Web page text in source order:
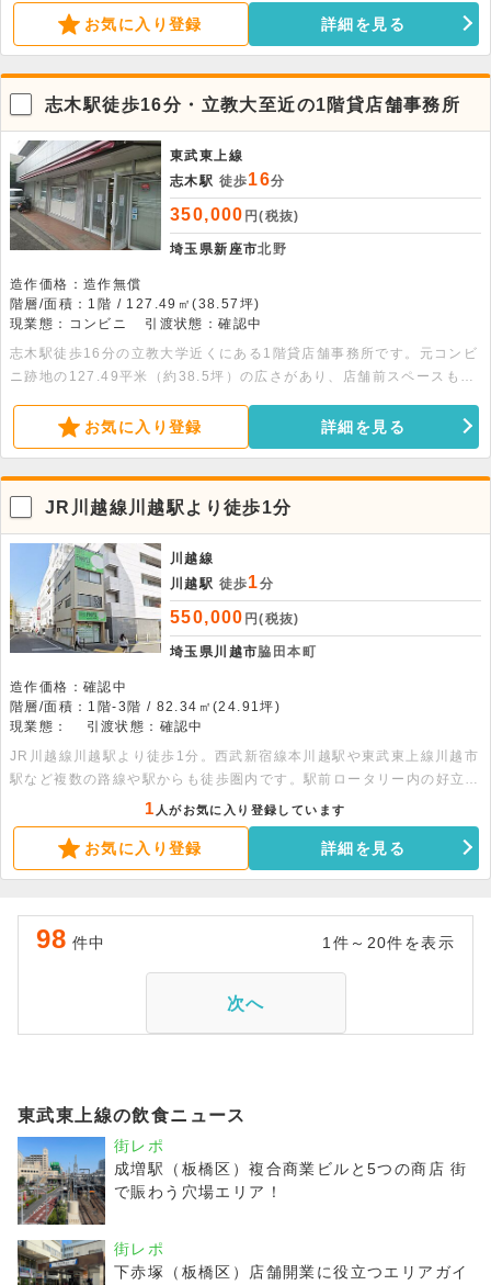
自由度の高い空間作りが魅力です。お気軽にお問い合わせください。
お気に入り登録 詳細を見る
志木駅徒歩16分・立教大至近の1階貸店舗事務所
東武東上線
志木駅 徒歩16分
350,000 円(税抜)
埼玉県新座市北野
造作価格：造作無償
階層/面積：1階 / 127.49㎡(38.57坪)
現業態：コンビニ
引渡状態：確認中
志木駅徒歩16分の立教大学近くにある1階貸店舗事務所です。元コンビ
ニ跡地の127.49平米（約38.5坪）の広さがあり、店舗前スペースも備
軽にお問い合わせください。
お気に入り登録 詳細を見る
JR川越線川越駅より徒歩1分
川越線
川越駅 徒歩1分
550,000 円(税抜)
埼玉県川越市脇田本町
造作価格：確認中
階層/面積：1階-3階 / 82.34㎡(24.91坪)
現業態：
引渡状態：確認中
JR川越線川越駅より徒歩1分。西武新宿線本川越駅や東武東上線川越市
駅など複数の路線や駅からも徒歩圏内です。駅前ロータリー内の好立
地。1階～3階一棟貸しの貸店舗事務所です。専有部分にトイレがあり
ます。 面積：1階26.46平米・2階27.94平米・3階27.94平米
1 人がお気に入り登録しています
お気に入り登録 詳細を見る
98 件中 1件～20件を表示
次へ
東武東上線の飲食ニュース
街レポ
成増駅（板橋区）複合商業ビルと5つの商店 街
で賑わう穴場エリア！
街レポ
下赤塚（板橋区）店舗開業に役立つエリアガイ